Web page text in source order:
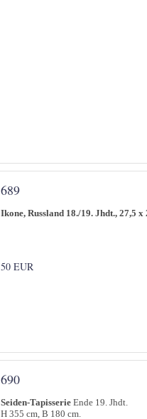
689
Ikone, Russland 18./19. Jhdt., 27,5 x
50 EUR
690
Seiden-Tapisserie Ende 19. Jhdt.
H 355 cm, B 180 cm.